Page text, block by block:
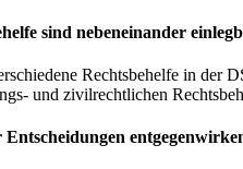
sind nebeneinander
Rechtsbehelfe in der
und zivilrechtlichen